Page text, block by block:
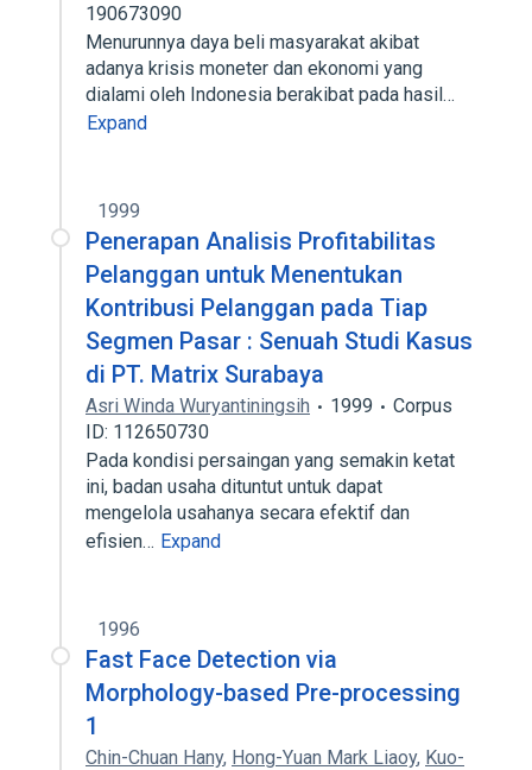
190673090
Menurunnya daya beli masyarakat akibat
adanya krisis moneter dan ekonomi yang
dialami oleh Indonesia berakibat pada hasil…
Expand
1999
Penerapan Analisis Profitabilitas
Pelanggan untuk Menentukan
Kontribusi Pelanggan pada Tiap
Segmen Pasar : Senuah Studi Kasus
di PT. Matrix Surabaya
Asri Winda Wuryantiningsih 1999
Corpus
ID: 112650730
Pada kondisi persaingan yang semakin ketat
ini, badan usaha dituntut untuk dapat
mengelola usahanya secara efektif dan
efisien… Expand
1996
Fast Face Detection via
Morphology-based Pre-processing
1
Chin-Chuan Hany, Hong-Yuan Mark Liaoy, Kuo-